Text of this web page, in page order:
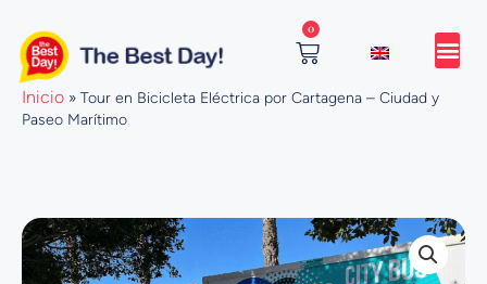
contenido
0
Cart
Inicio » Tour en Bicicleta Eléctrica por Cartagena – Ciudad y
Paseo Marítimo